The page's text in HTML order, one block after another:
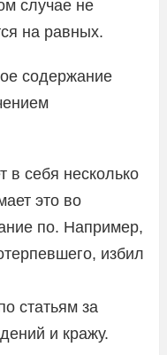
случае не
на равных.
содержание
в себя несколько
это во
по. Например,
избил
статьям за
и кражу.